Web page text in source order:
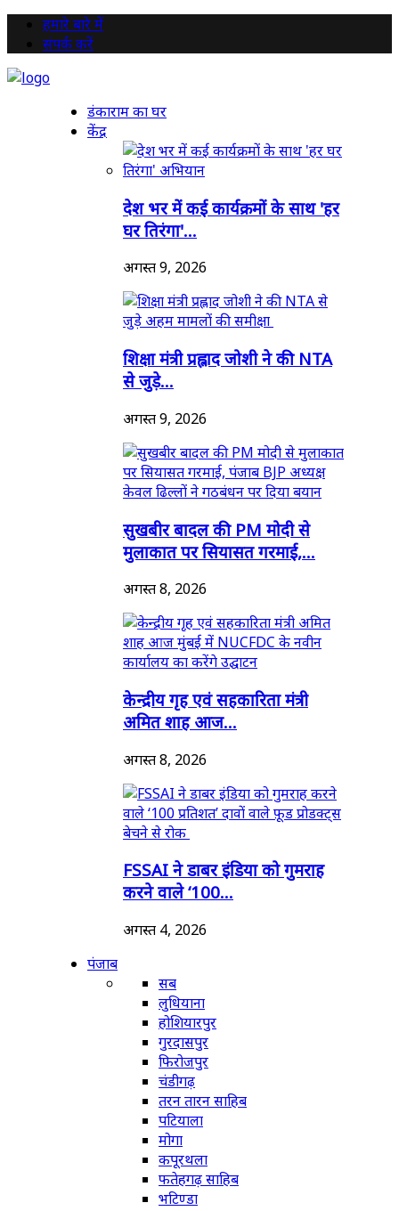
हमारे बारे में
संपर्क करें
डंकाराम का घर
केंद्र
देश भर में कई कार्यक्रमों के साथ 'हर
घर तिरंगा'...
अगस्त 9, 2026
शिक्षा मंत्री प्रह्लाद जोशी ने की NTA
से जुड़े...
अगस्त 9, 2026
सुखबीर बादल की PM मोदी से
मुलाकात पर सियासत गरमाई,...
अगस्त 8, 2026
केन्द्रीय गृह एवं सहकारिता मंत्री
अमित शाह आज...
अगस्त 8, 2026
FSSAI ने डाबर इंडिया को गुमराह
करने वाले ‘100...
अगस्त 4, 2026
पंजाब
सब
लुधियाना
होशियारपुर
गुरदासपुर
फिरोजपुर
चंडीगढ़
तरन तारन साहिब
पटियाला
मोगा
कपूरथला
फतेहगढ़ साहिब
भटिण्डा